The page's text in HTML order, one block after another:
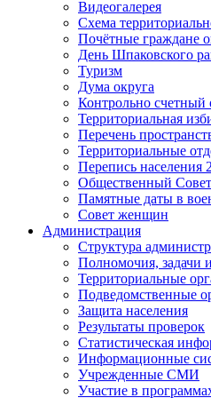
Видеогалерея
Схема
Почётные граждане
День Шпаковского
Туризм
Дума округа
Контрольно счетный
Территориальная
Перечень
Территориальные
Перепись населения
Общественный Совет
Памятные даты в
Совет женщин
Администрация
Структура
Полномочия, задачи
Территориальные
Подведомственные
Защита населения
Результаты проверок
Статистическая
Информационные
Учрежденные СМИ
Участие в